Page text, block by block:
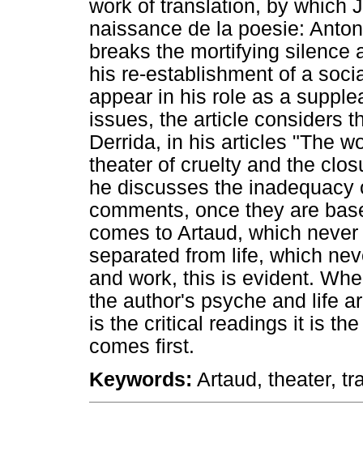
work of translation, by which
naissance de la poesie:
breaks the mortifying silence
his re-establishment of a
appear in his role as a
issues, the article considers
Derrida, in his articles "The
theater of cruelty and the
he discusses the
comments, once they are
comes to Artaud, which
separated from life, which
and work, this is evident.
the author's psyche and life
is the critical readings it is
comes first.
Keywords: Artaud, theater,